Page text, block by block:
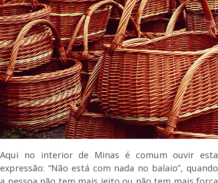
Aqui no interior de Minas é comum ouvir esta
expressão: “Não está com nada no balaio”, quando